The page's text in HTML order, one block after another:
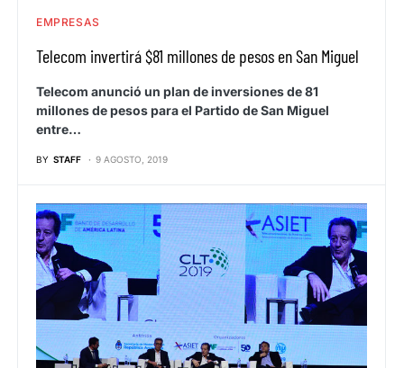
EMPRESAS
Telecom invertirá $81 millones de pesos en San Miguel
Telecom anunció un plan de inversiones de 81
millones de pesos para el Partido de San Miguel
entre…
BY STAFF 9 AGOSTO, 2019